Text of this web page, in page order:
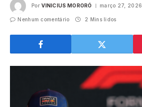
Por VINICIUS MORORÓ março 27, 2026
Nenhum comentário 2 Mins lidos